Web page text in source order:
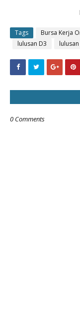
Tags Bursa Kerja
lulusan D3
lulusan
0 Comments